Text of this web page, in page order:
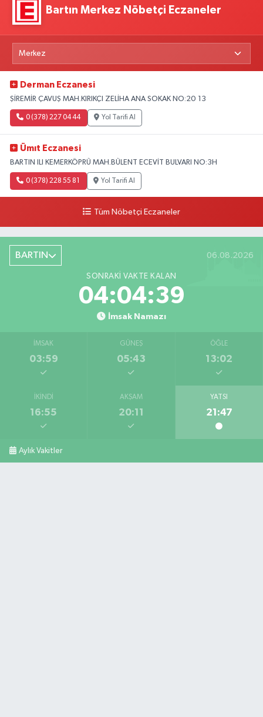
Bartın Merkez Nöbetçi Eczaneler
Derman Eczanesi
ŞİREMİR ÇAVUŞ MAH.KIRIKÇI ZELİHA ANA SOKAK NO:20 13
0 (378) 227 04 44 Yol Tarifi Al
Ümıt Eczanesi
BARTIN ILI KEMERKÖPRÜ MAH.BÜLENT ECEVİT BULVARI NO:3H
0 (378) 228 55 81 Yol Tarifi Al
Tüm Nöbetçi Eczaneler
BARTIN 06.08.2026
SONRAKI VAKTE KALAN
04:04:38
İmsak Namazı
İMSAK
03:59
GÜNEŞ
05:43
ÖĞLE
13:02
İKINDI
16:55
AKŞAM
20:11
YATSI
21:47
Aylık Vakitler